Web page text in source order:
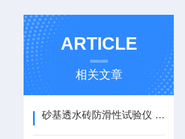
ARTICLE
相关文章
砂基透水砖防滑性试验仪 防滑性能试验仪的使用说明